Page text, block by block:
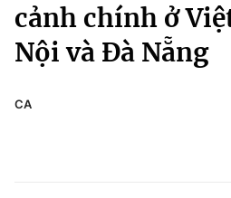
Chính trị
Xã hội
Pháp luật
Truyền hình
Văn hóa - Giải trí
cảnh chính ở
Nội và Đà Nẵng
CA